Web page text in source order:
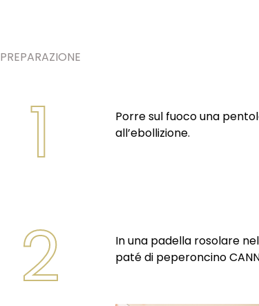
PREPARAZIONE
1
Porre sul fuoco una
all’ebollizione.
2
In una padella rosolare
paté di peperoncino